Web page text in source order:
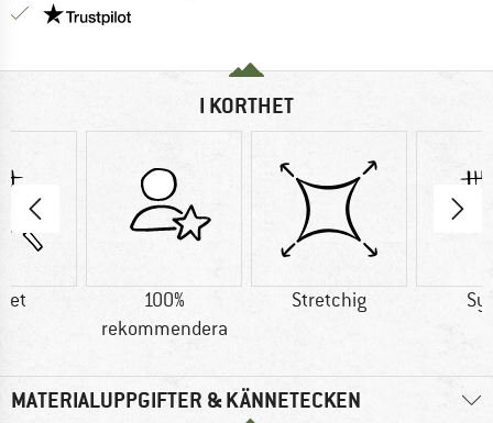
Trust Pilot-garanti - hitta all information här!
I KORTHET
100%
rekommendera
Stretchig
MATERIALUPPGIFTER & KÄNNETECKEN